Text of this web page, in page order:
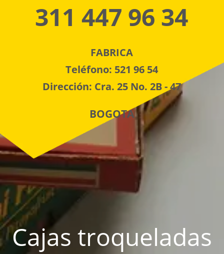
311 447 96 34
FABRICA
Teléfono: 521 96 54
Dirección: Cra. 25 No. 2B - 47
BOGOTA
Cajas troqueladas